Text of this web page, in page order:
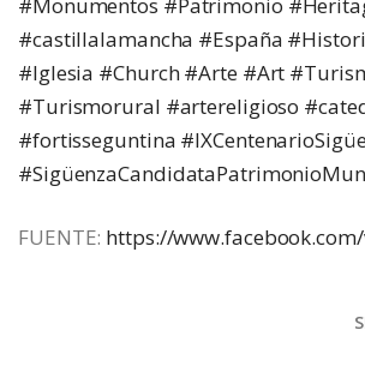
#Monumentos #Patrimonio
#castillalamancha #España
#Iglesia #Church#Arte #Art
#Turismorural #artereligioso
#fortisseguntina
FUENTE: https://